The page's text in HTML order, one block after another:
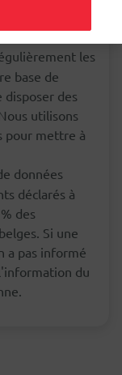
les
base de
disposer des
utilisons
pour mettre à
données
déclarés à
des
Si une
a pas informé
du